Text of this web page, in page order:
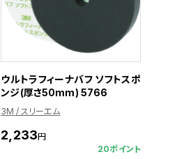
ウルトラフィーナバフ ソフトスポ
ンジ(厚さ50mm) 5766
3M / スリーエム
2,233円
20ポイント